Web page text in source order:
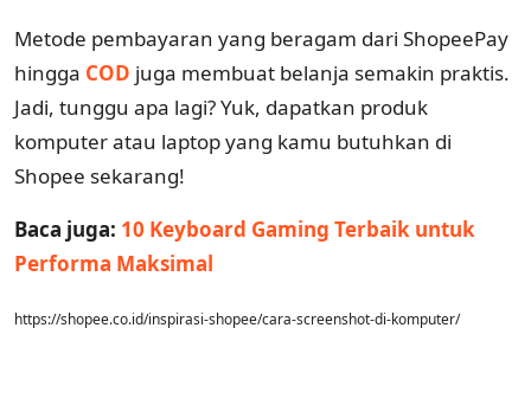
Metode pembayaran yang beragam dari ShopeePay
hingga COD juga membuat belanja semakin praktis.
Jadi, tunggu apa lagi? Yuk, dapatkan produk
komputer atau laptop yang kamu butuhkan di
Shopee sekarang!
Baca juga: 10 Keyboard Gaming Terbaik untuk
Performa Maksimal
https://shopee.co.id/inspirasi-shopee/cara-screenshot-di-komputer/